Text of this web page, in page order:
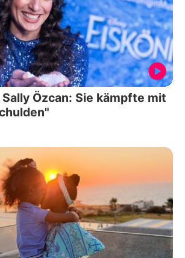
Özcan: Sie kämpfte mit